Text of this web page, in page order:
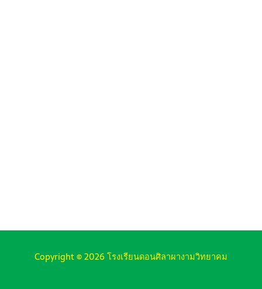
Copyright © 2026 โรงเรียนดอนศิลาผางามวิทยาคม